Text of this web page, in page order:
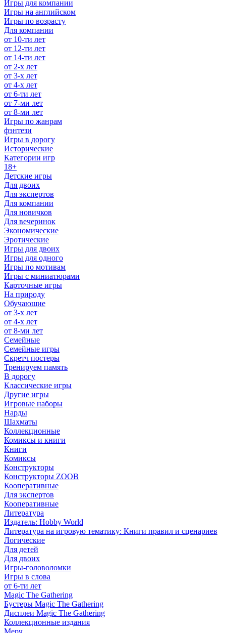
Игры для компании
Игры на английском
Игры по возрасту
Для компании
от 10-ти лет
от 12-ти лет
от 14-ти лет
от 2-х лет
от 3-х лет
от 4-х лет
от 6-ти лет
от 7-ми лет
от 8-ми лет
Игры по жанрам
фэнтези
Игры в дорогу
Исторические
Категории игр
18+
Детские игры
Для двоих
Для экспертов
Для компании
Для новичков
Для вечеринок
Экономические
Эротические
Игры для двоих
Игры для одного
Игры по мотивам
Игры с миниатюрами
Карточные игры
На природу
Обучающие
от 3-х лет
от 4-х лет
от 8-ми лет
Семейные
Семейные игры
Скретч постеры
Тренируем память
В дорогу
Классические игры
Другие игры
Игровые наборы
Нарды
Шахматы
Коллекционные
Комиксы и книги
Книги
Комиксы
Конструкторы
Конструкторы ZOOB
Кооперативные
Для экспертов
Кооперативные
Литература
Издатель: Hobby World
Литература на игровую тематику: Книги правил и сценариев
Логические
Для детей
Для двоих
Игры-головоломки
Игры в слова
от 6-ти лет
Magic The Gathering
Бустеры Magic The Gathering
Дисплеи Magic The Gathering
Коллекционные издания
Мерч